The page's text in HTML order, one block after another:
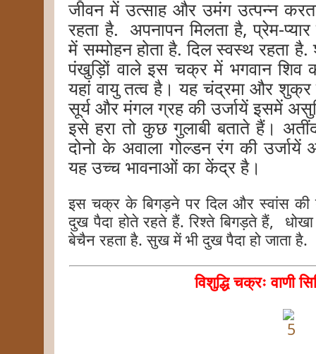
जीवन में उत्साह और उमंग उत्पन्न
रहता है. अपनापन मिलता है, प्रेम-
में सम्मोहन होता है. दिल स्वस्थ रहता
पंखुड़िों वाले इस चक्र में भगवान शिव
यहां वायु तत्व है। यह चंद्रमा और
सूर्य और मंगल ग्रह की उर्जायें इसमें
इसे हरा तो कुछ गुलाबी बताते हैं।
दोनो के अवाला गोल्डन रंग की उर्जायें
यह उच्च भावनाओं का केंद्र है।
इस चक्र के बिगड़ने पर दिल और स्वांस की
दुख पैदा होते रहते हैं. रिश्ते बिगड़ते हैं,
बेचैन रहता है. सुख में भी दुख पैदा हो जाता है.
विशुद्धि चक्रः वाणी